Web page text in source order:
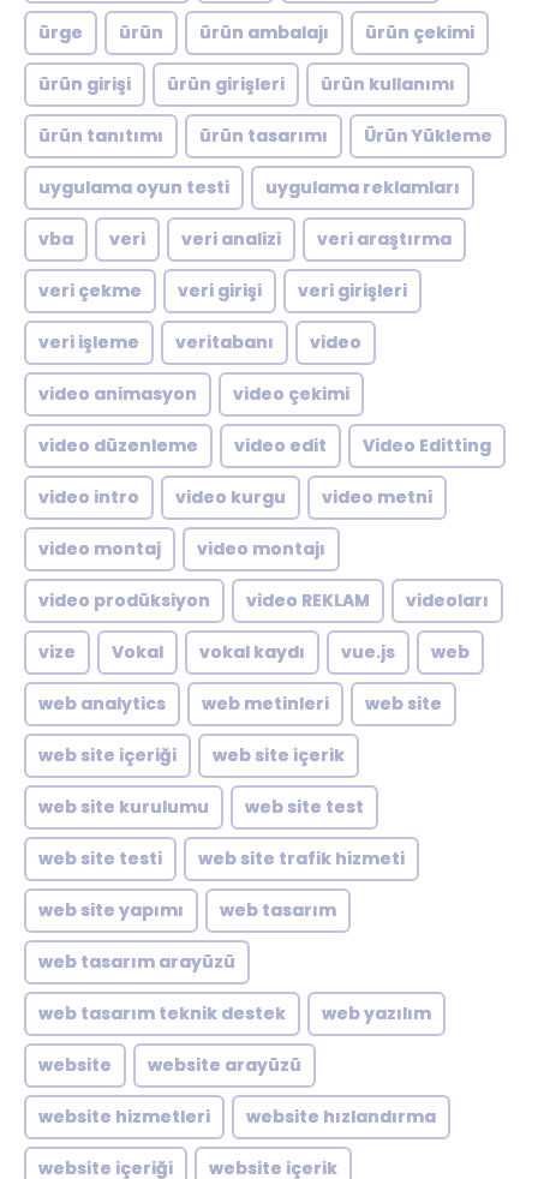
ürge ürün ürün ambalajı ürün çekimi
ürün girişi ürün girişleri ürün kullanımı
ürün tanıtımı ürün tasarımı Ürün Yükleme
uygulama oyun testi uygulama reklamları
vba veri veri analizi veri araştırma
veri çekme veri girişi veri girişleri
veri işleme veritabanı video
video animasyon video çekimi
video düzenleme video edit Video Editting
video intro video kurgu video metni
video montaj video montajı
video prodüksiyon video REKLAM videoları
vize Vokal vokal kaydı vue.js web
web analytics web metinleri web site
web site içeriği web site içerik
web site kurulumu web site test
web site testi web site trafik hizmeti
web site yapımı web tasarım
web tasarım arayüzü
web tasarım teknik destek web yazılım
website website arayüzü
website hizmetleri website hızlandırma
website içeriği website içerik